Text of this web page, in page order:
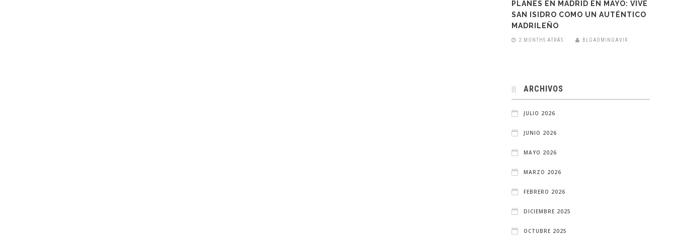
PLANES EN MADRID EN MAYO: VIVE
SAN ISIDRO COMO UN AUTÉNTICO
MADRILEÑO
2 MONTHS ATRÁS BLGADMINGAVIR
ARCHIVOS
JULIO 2026
JUNIO 2026
MAYO 2026
MARZO 2026
FEBRERO 2026
DICIEMBRE 2025
OCTUBRE 2025